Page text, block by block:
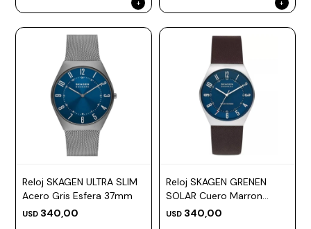
Reloj SKAGEN ULTRA SLIM
Acero Gris Esfera 37mm
USD 340,00
Reloj SKAGEN GRENEN
SOLAR Cuero Marron
Esfera 37mm
USD 340,00